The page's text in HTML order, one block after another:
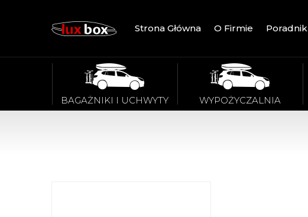
Strona Główna O Firmie Poradnik
BAGAŻNIKI I UCHWYTY WYPOŻYCZALNIA